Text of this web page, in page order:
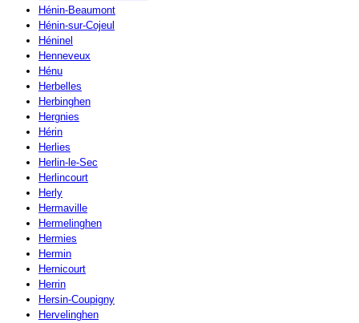
Hénin-Beaumont
Hénin-sur-Cojeul
Héninel
Henneveux
Hénu
Herbelles
Herbinghen
Hergnies
Hérin
Herlies
Herlin-le-Sec
Herlincourt
Herly
Hermaville
Hermelinghen
Hermies
Hermin
Hernicourt
Herrin
Hersin-Coupigny
Hervelinghen